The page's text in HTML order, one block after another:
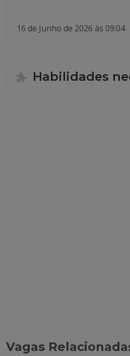
16 de Junho de 2026 às 09:04
Habilidades
Vagas